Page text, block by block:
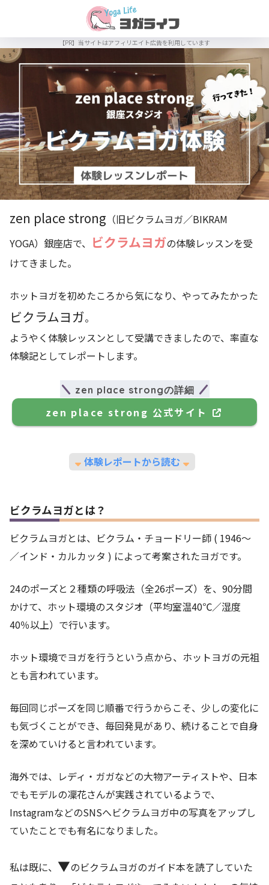
zen place strong （旧ビクラムヨガ／BIKRAM
YOGA）銀座店で、 ビクラムヨガの体験レッスンを受
けてきました。
ホットヨガを初めたころから気になり、やってみたかった
ビクラムヨガ。
ようやく体験レッスンとして受講できましたので、率直な
体験記としてレポートします。
zen place strongの詳細
zen place strong 公式サイト
体験レポートから読む
ビクラムヨガとは？
ビクラムヨガとは、ビクラム・チョードリー師 ( 1946〜
／インド・カルカッタ ) によって考案されたヨガです。
24のポーズと２種類の呼吸法（全26ポーズ）を、90分間
かけて、ホット環境のスタジオ（平均室温40℃／湿度
40％以上）で行います。
ホット環境でヨガを行うという点から、ホットヨガの元祖
とも言われています。
毎回同じポーズを同じ順番で行うからこそ、少しの変化に
も気づくことができ、毎回発見があり、続けることで自身
を深めていけると言われています。
海外では、レディ・ガガなどの大物アーティストや、日本
でもモデルの凜花さんが実践されているようで、
InstagramなどのSNSへビクラムヨガ中の写真をアップし
ていたことでも有名になりました。
私は既に、 ▼のビクラムヨガのガイド本を読了していた